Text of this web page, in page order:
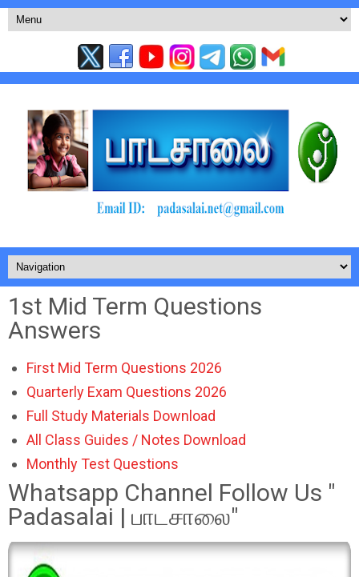
1st Mid Term Questions
Answers
First Mid Term Questions 2026
Quarterly Exam Questions 2026
Full Study Materials Download
All Class Guides / Notes Download
Monthly Test Questions
Whatsapp Channel Follow Us "
Padasalai | பாடசாலை"